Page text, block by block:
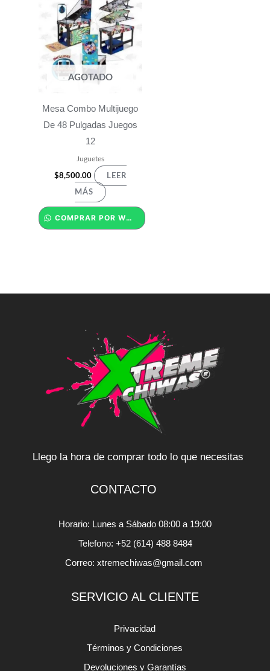
AGOTADO
Mesa Combo Multijuego
De 48 Pulgadas Juegos
12
Juguetes
$8,500.00 LEER
MÁS
COMPRAR POR WHATSAPP
Llego la hora de comprar todo lo que necesitas
CONTACTO
Horario: Lunes a Sábado 08:00 a 19:00
Telefono: +52 (614) 488 8484
Correo: xtremechiwas@gmail.com
SERVICIO AL CLIENTE
Privacidad
Términos y Condiciones
Devoluciones y Garantías